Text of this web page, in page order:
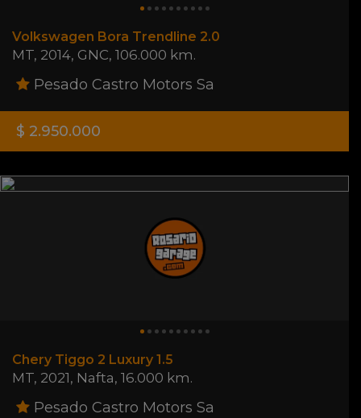
Volkswagen Bora Trendline 2.0
MT, 2014, GNC, 106.000 km.
Pesado Castro Motors Sa
$ 2.950.000
Chery Tiggo 2 Luxury 1.5
MT, 2021, Nafta, 16.000 km.
Pesado Castro Motors Sa